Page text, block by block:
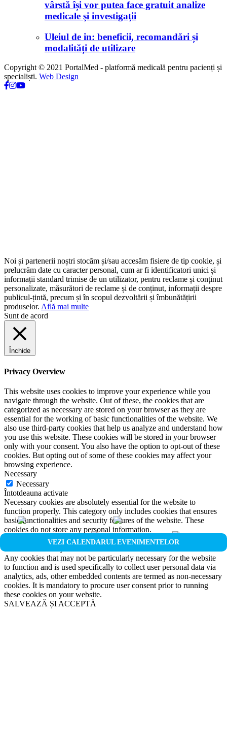
VEZI CALENDARUL EVENIMENTELOR
vârstă își vor putea face gratuit analize
medicale şi investigaţii
Uleiul de in: beneficii, recomandări și
modalități de utilizare
Copyright © 2021 PortalMed - platformă medicală pentru pacienți și
specialiști. Web Design
Noi și partenerii noștri stocăm și/sau accesăm fisiere de tip cookie, și
prelucrăm date cu caracter personal, cum ar fi identificatori unici și
informații standard trimise de un utilizator, pentru reclame și conținut
personalizate, măsurători de reclame și de conținut, informații despre
publicul-țintă, precum și în scopul dezvoltării și îmbunătățirii
produselor. Află mai multe
Sunt de acord
Închide
Privacy Overview
This website uses cookies to improve your experience while you
navigate through the website. Out of these, the cookies that are
categorized as necessary are stored on your browser as they are
essential for the working of basic functionalities of the website. We
also use third-party cookies that help us analyze and understand how
you use this website. These cookies will be stored in your browser
only with your consent. You also have the option to opt-out of these
cookies. But opting out of some of these cookies may affect your
browsing experience.
Necessary
Necessary
Întotdeauna activate
Necessary cookies are absolutely essential for the website to
function properly. This category only includes cookies that ensures
basic functionalities and security features of the website. These
cookies do not store any personal information.
Non-necessary
Any cookies that may not be particularly necessary for the website
to function and is used specifically to collect user personal data via
analytics, ads, other embedded contents are termed as non-necessary
cookies. It is mandatory to procure user consent prior to running
these cookies on your website.
SALVEAZĂ ȘI ACCEPTĂ